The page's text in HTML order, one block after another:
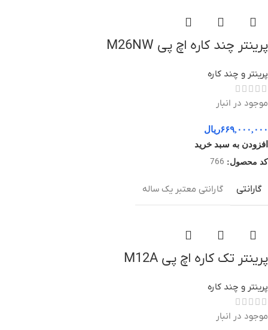
پرینتر چند کاره اچ پی M26NW
پرینتر و چند کاره
موجود در انبار
۶۶۹,۰۰۰,۰۰۰ریال
افزودن به سبد خرید
کد محصول: 766
گارانتی گارانتی معتبر یک ساله
پرینتر تک کاره اچ پی M12A
پرینتر و چند کاره
موجود در انبار